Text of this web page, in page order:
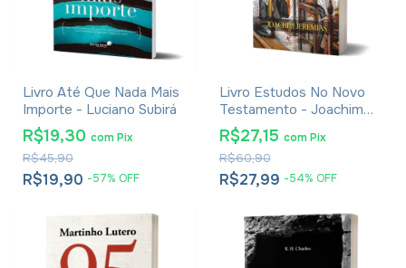
Livro Até Que Nada Mais
Importe - Luciano Subirá
R$19,90 -57% OFF
R$45,90
R$19,30 comPix
Livro Estudos No Novo
Testamento - Joachim
Jeremias
R$27,99 -54% OFF
R$60,90
R$27,15 com Pix